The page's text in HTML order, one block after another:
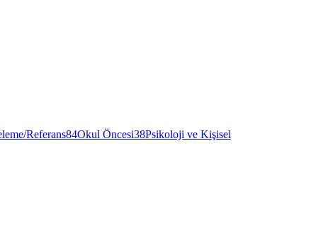
Referans84Okul Öncesi38Psikoloji ve Kişisel